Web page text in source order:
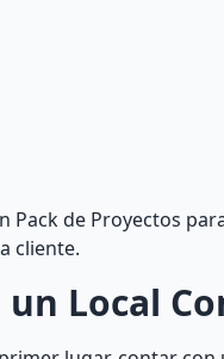
de Proyectos
cliente.
Local